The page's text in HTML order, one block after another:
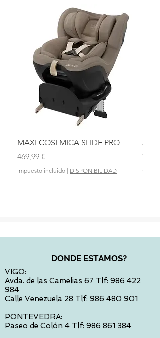
MAXI COSI MICA SLIDE PRO
Precio
469,99 €
Impuesto incluido | DISPONIBILIDAD
DONDE ESTAMOS?
VIGO:
Avda. de las Camelias 67 Tlf: 986 422
984
Calle Venezuela 28 Tlf: 986 480 901
PONTEVEDRA:
Paseo de Colón 4 Tlf: 986 861 384